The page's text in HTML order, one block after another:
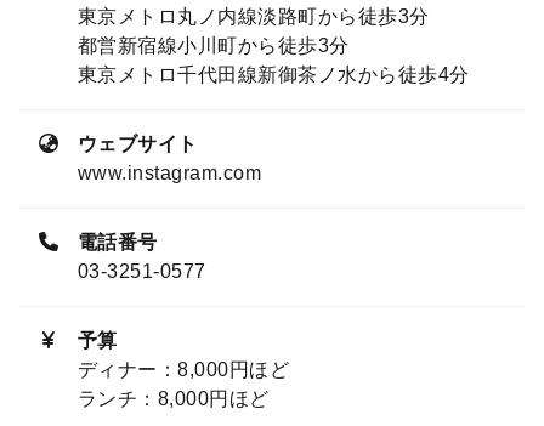
東京メトロ丸ノ内線淡路町から徒歩3分
都営新宿線小川町から徒歩3分
東京メトロ千代田線新御茶ノ水から徒歩4分
ウェブサイト
www.instagram.com
電話番号
03-3251-0577
予算
ディナー：8,000円ほど
ランチ：8,000円ほど